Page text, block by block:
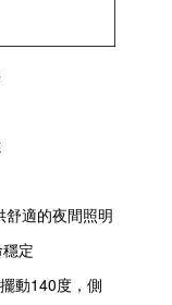
適的夜間照明
定
動140度，側